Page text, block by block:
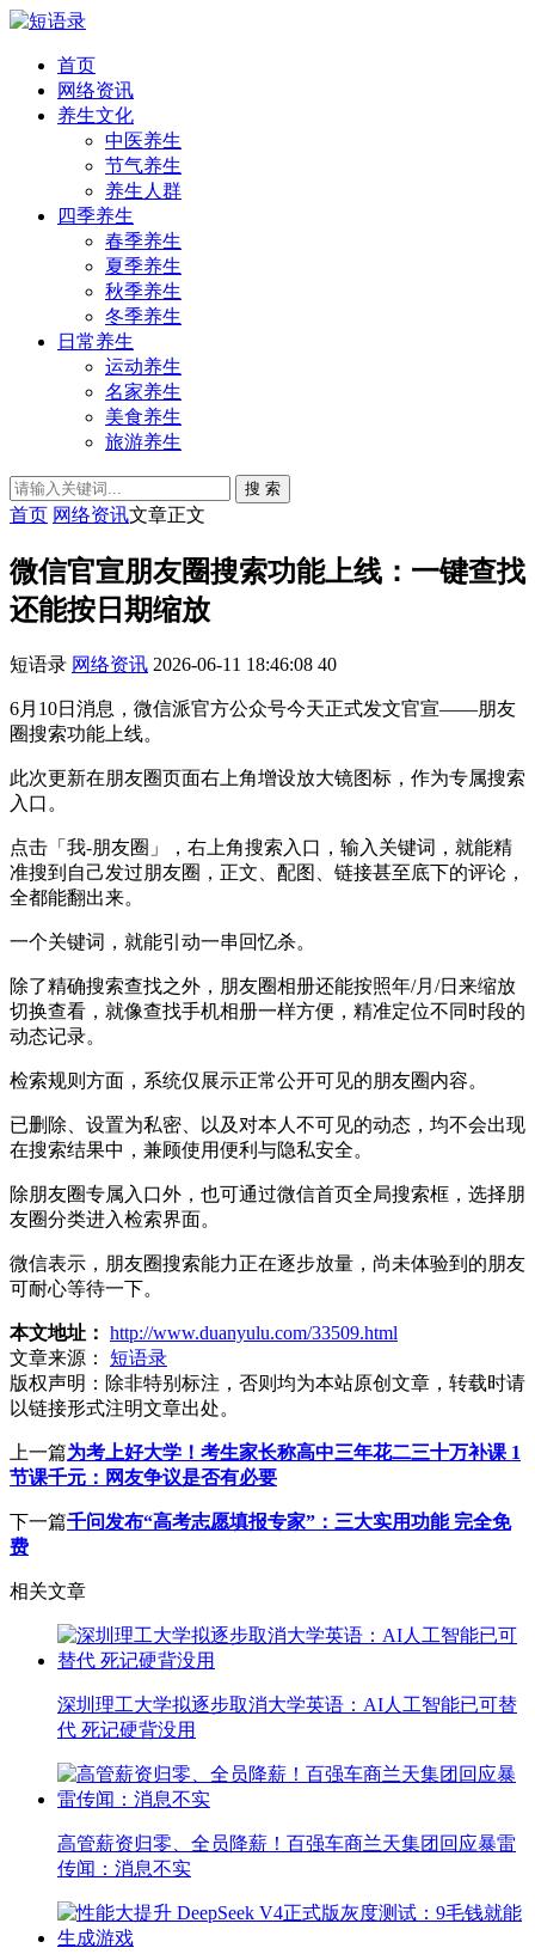
首页
网络资讯
养生文化
中医养生
节气养生
养生人群
四季养生
春季养生
夏季养生
秋季养生
冬季养生
日常养生
运动养生
名家养生
美食养生
旅游养生
搜 索
首页 网络资讯文章正文
微信官宣朋友圈搜索功能上线：一键查找
还能按日期缩放
短语录 网络资讯 2026-06-11 18:46:08 40
6月10日消息，微信派官方公众号今天正式发文官宣——朋友
圈搜索功能上线。
此次更新在朋友圈页面右上角增设放大镜图标，作为专属搜索
入口。
点击「我-朋友圈」，右上角搜索入口，输入关键词，就能精
准搜到自己发过朋友圈，正文、配图、链接甚至底下的评论，
全都能翻出来。
一个关键词，就能引动一串回忆杀。
除了精确搜索查找之外，朋友圈相册还能按照年/月/日来缩放
切换查看，就像查找手机相册一样方便，精准定位不同时段的
动态记录。
检索规则方面，系统仅展示正常公开可见的朋友圈内容。
已删除、设置为私密、以及对本人不可见的动态，均不会出现
在搜索结果中，兼顾使用便利与隐私安全。
除朋友圈专属入口外，也可通过微信首页全局搜索框，选择朋
友圈分类进入检索界面。
微信表示，朋友圈搜索能力正在逐步放量，尚未体验到的朋友
可耐心等待一下。
本文地址： http://www.duanyulu.com/33509.html
文章来源：
短语录
版权声明： 除非特别标注，否则均为本站原创文章，转载时请
以链接形式注明文章出处。
上一篇为考上好大学！考生家长称高中三年花二三十万补课 1
节课千元：网友争议是否有必要
下一篇千问发布“高考志愿填报专家”：三大实用功能 完全免
费
相关文章
深圳理工大学拟逐步取消大学英语：AI人工智能已可替
代 死记硬背没用
高管薪资归零、全员降薪！百强车商兰天集团回应暴雷
传闻：消息不实